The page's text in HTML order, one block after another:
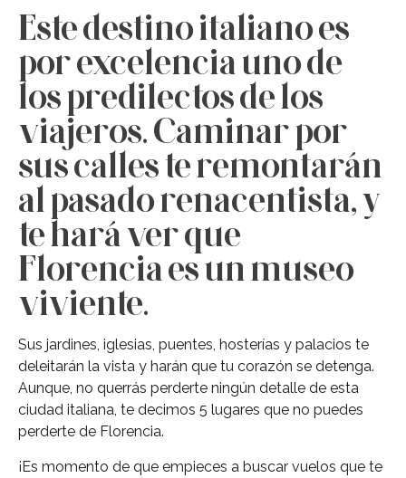
Este destino italiano es
por excelencia uno de
los predilectos de los
viajeros. Caminar por
sus calles te remontarán
al pasado renacentista, y
te hará ver que
Florencia es un museo
viviente.
Sus jardines, iglesias, puentes, hosterías y palacios te
deleitarán la vista y harán que tu corazón se detenga.
Aunque, no querrás perderte ningún detalle de esta
ciudad italiana, te decimos 5 lugares que no puedes
perderte de Florencia.
¡Es momento de que empieces a buscar vuelos que te